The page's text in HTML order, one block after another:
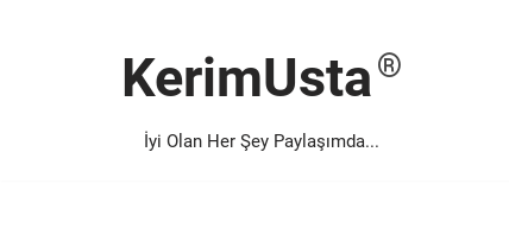
KerimUsta
İyi Olan Her Şey Paylaşımda...